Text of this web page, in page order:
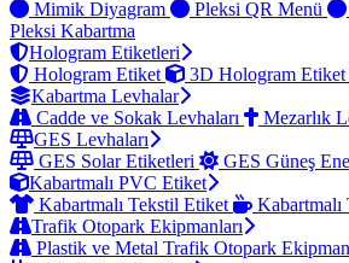
Mimik Diyagram
Pleksi QR Menü
Pleksi Kabartma
Hologram Etiketleri
Hologram Etiket
3D Hologram Etiket
Kabartma Levhalar
Cadde ve Sokak Levhaları
Mezarlık
GES Levhaları
GES Solar Etiketleri
GES Güneş
Kabartmalı PVC Etiket
Kabartmalı Tekstil Etiket
Kabartmalı
Trafik Otopark Ekipmanları
Plastik ve Metal Trafik Otopark